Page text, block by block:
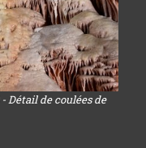
Détail de coulées de